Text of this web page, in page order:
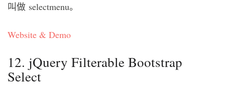
叫做 selectmenu。
Website & Demo
12. jQuery Filterable Bootstrap
Select